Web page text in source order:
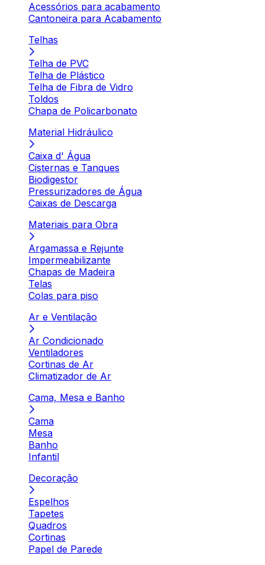
Acessórios para acabamento
Cantoneira para Acabamento
Telhas
Telha de PVC
Telha de Plástico
Telha de Fibra de Vidro
Toldos
Chapa de Policarbonato
Material Hidráulico
Caixa d' Água
Cisternas e Tanques
Biodigestor
Pressurizadores de Água
Caixas de Descarga
Materiais para Obra
Argamassa e Rejunte
Impermeabilizante
Chapas de Madeira
Telas
Colas para piso
Ar e Ventilação
Ar Condicionado
Ventiladores
Cortinas de Ar
Climatizador de Ar
Cama, Mesa e Banho
Cama
Mesa
Banho
Infantil
Decoração
Espelhos
Tapetes
Quadros
Cortinas
Papel de Parede